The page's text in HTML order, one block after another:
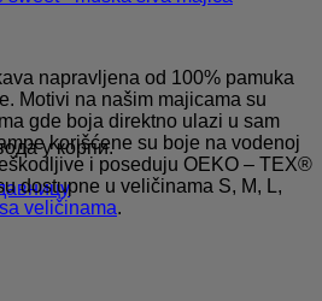
у корпи.
napravljena od 100% pamuka
Motivi na našim majicama su
gde boja direktno ulazi u sam
korišćene su boje na vodenoj
i poseduju OEKO – TEX®
dostupne u veličinama S, M, L,
veličinama.